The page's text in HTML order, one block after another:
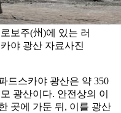
보주(州)에 있는 러
야 광산 자료사진
드스카야 광산은 약 350
광산이다. 안전상의 이
곳에 가둔 뒤, 이를 광산